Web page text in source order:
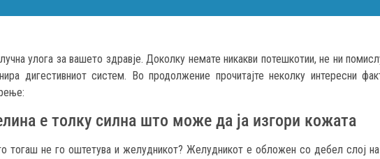
улога за вашето здравје. Доколку немате никакви потешкотии, не ни
дигестивниот систем. Во продолжение прочитајте неколку интересни
е толку силна што може да ја изгори кожата
тогаш не го оштетува и желудникот? Желудникот е обложен со дебел слој